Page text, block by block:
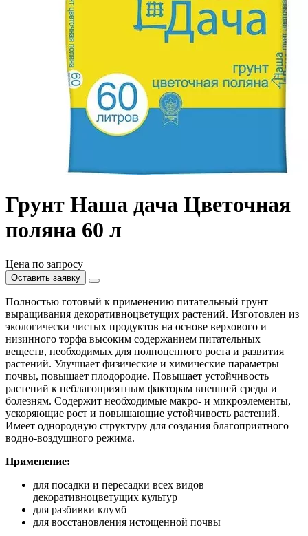
Грунт Наша дача Цветочная
поляна 60 л
Цена по запросу
Оставить заявку
Полностью готовый к применению питательный грунт
выращивания декоративноцветущих растений. Изготовлен из
экологически чистых продуктов на основе верхового и
низинного торфа высоким содержанием питательных
веществ, необходимых для полноценного роста и развития
растений. Улучшает физические и химические параметры
почвы, повышает плодородие. Повышает устойчивость
растений к неблагоприятным факторам внешней среды и
болезням. Содержит необходимые макро- и микроэлементы,
ускоряющие рост и повышающие устойчивость растений.
Имеет однородную структуру для создания благоприятного
водно-воздушного режима.
Применение:
для посадки и пересадки всех видов
декоративноцветущих культур
для разбивки клумб
для восстановления истощенной почвы